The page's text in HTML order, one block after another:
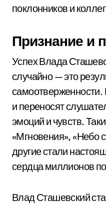
поклонников и
Признание и
Успех Влада
случайно — это
самоотверженности.
и переносят
эмоций и чувств.
«Мгновения», «Небо
другие стали
сердца миллионов
Влад Сташевский